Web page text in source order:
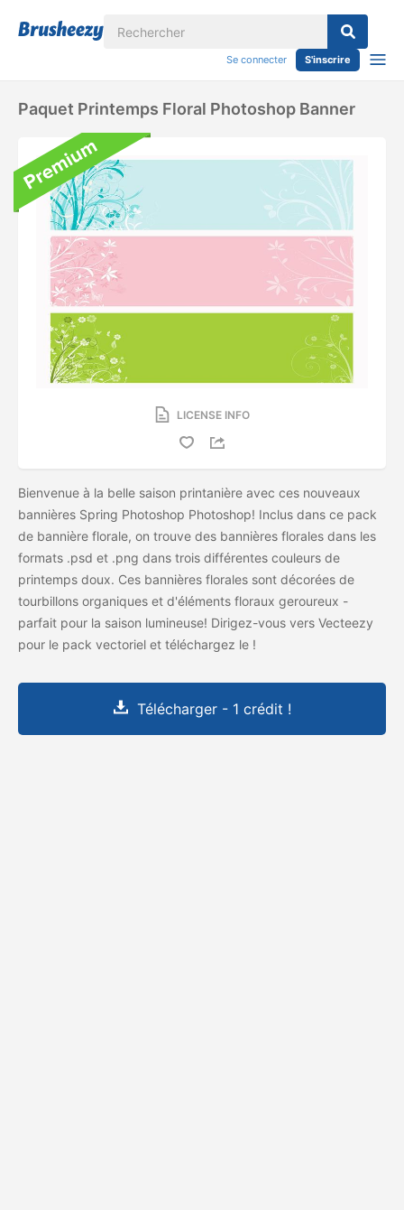
Se connecter S'inscrire
Paquet Printemps Floral Photoshop Banner
LICENSE INFO
Bienvenue à la belle saison printanière avec ces nouveaux
bannières Spring Photoshop Photoshop! Inclus dans ce pack
de bannière florale, on trouve des bannières florales dans les
formats .psd et .png dans trois différentes couleurs de
printemps doux. Ces bannières florales sont décorées de
tourbillons organiques et d'éléments floraux geroureux -
parfait pour la saison lumineuse! Dirigez-vous vers Vecteezy
pour le pack vectoriel et téléchargez le !
Télécharger - 1 crédit !